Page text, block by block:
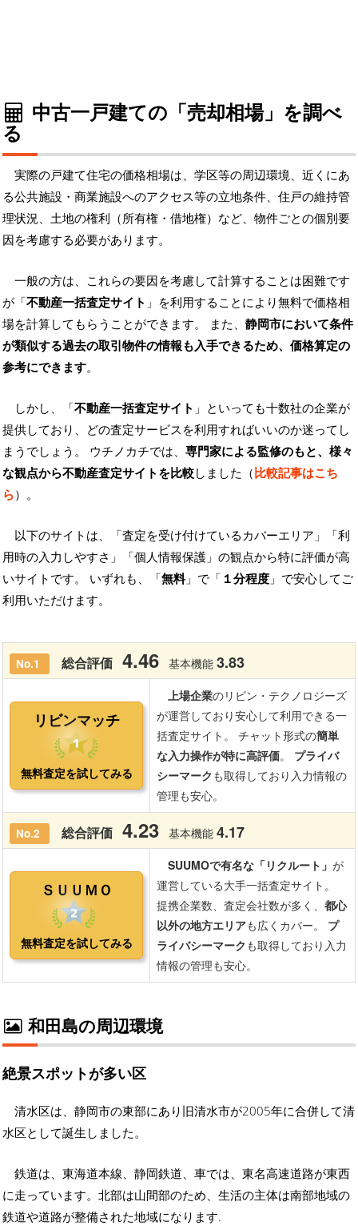
中古一戸建ての「売却相場」を調べ
る
実際の戸建て住宅の価格相場は、学区等の周辺環境、近くにあ
る公共施設・商業施設へのアクセス等の立地条件、住戸の維持管
理状況、土地の権利（所有権・借地権）など、物件ごとの個別要
因を考慮する必要があります。
一般の方は、これらの要因を考慮して計算することは困難です
が「不動産一括査定サイト 」を利用することにより無料で価格相
場を計算してもらうことができます。 また、 静岡市において条件
が類似する過去の取引物件の情報も入手できるため、価格算定の
参考にできます。
しかし、「不動産一括査定サイト 」といっても十数社の企業が
提供しており、どの査定サービスを利用すればいいのか迷ってし
まうでしょう。 ウチノカチでは、 専門家による監修のもと、様々
な観点から不動産査定サイトを比較しました（比較記事はこち
ら）。
以下のサイトは、「査定を受け付けているカバーエリア」「利
用時の入力しやすさ」「個人情報保護」の観点から特に評価が高
いサイトです。 いずれも、「無料」で「 １分程度 」で安心してご
利用いただけます。
和田島の周辺環境
絶景スポットが多い区
清水区は、静岡市の東部にあり旧清水市が2005年に合併して清
水区として誕生しました。
鉄道は、東海道本線、静岡鉄道、車では、東名高速道路が東西
に走っています。北部は山間部のため、生活の主体は南部地域の
鉄道や道路が整備された地域になります.